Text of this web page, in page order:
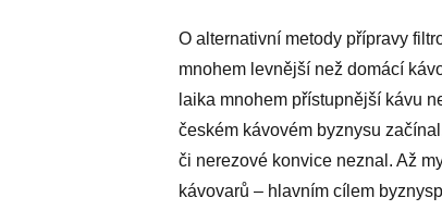
O alternativní metody přípravy
mnohem levnější než domácí
laika mnohem přístupnější kávu
českém kávovém byznysu
či nerezové konvice neznal. Až
kávovarů – hlavním cílem